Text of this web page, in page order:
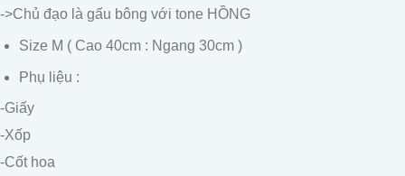
->Chủ đạo là gấu bông với tone HỒNG
Size M ( Cao 40cm : Ngang 30cm )
Phụ liệu :
-Giấy
-Xốp
-Cốt hoa